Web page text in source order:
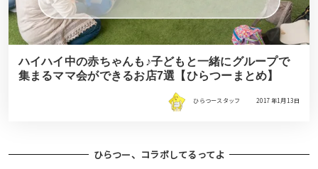
ハイハイ中の赤ちゃんも♪子どもと一緒にグループで
集まるママ会ができるお店7選【ひらつーまとめ】
ひらつースタッフ 2017年1月13日
ひらつー、コラボしてるってよ